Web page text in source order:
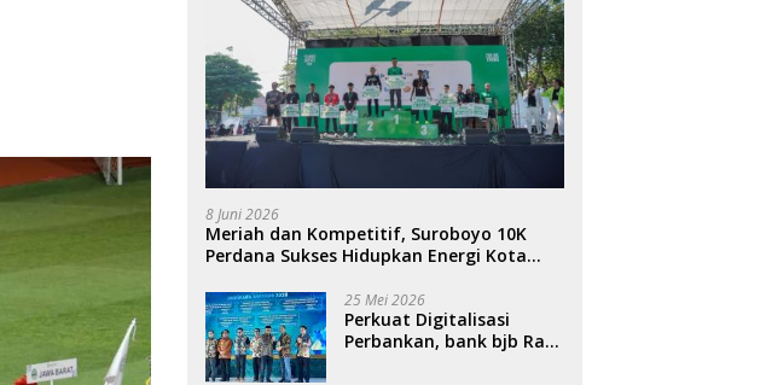
8 Juni 2026
Meriah dan Kompetitif, Suroboyo 10K
Perdana Sukses Hidupkan Energi Kota
25 Mei 2026
Perkuat Digitalisasi
Perbankan, bank bjb Raih